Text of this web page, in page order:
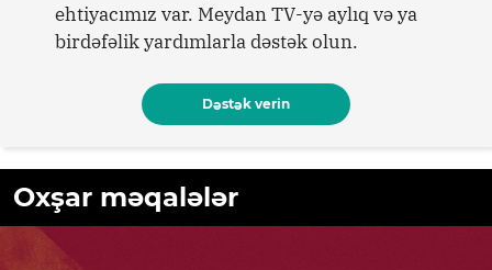
ehtiyacımız var. Meydan TV-yə aylıq və ya
birdəfəlik yardımlarla dəstək olun.
Dəstək verin
Oxşar məqalələr